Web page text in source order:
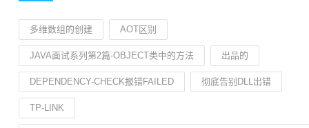
多维数组的创建 AOT区别
JAVA面试系列第2篇-OBJECT类中的方法 出品的
DEPENDENCY-CHECK报错FAILED 彻底告别DLL出错
TP-LINK